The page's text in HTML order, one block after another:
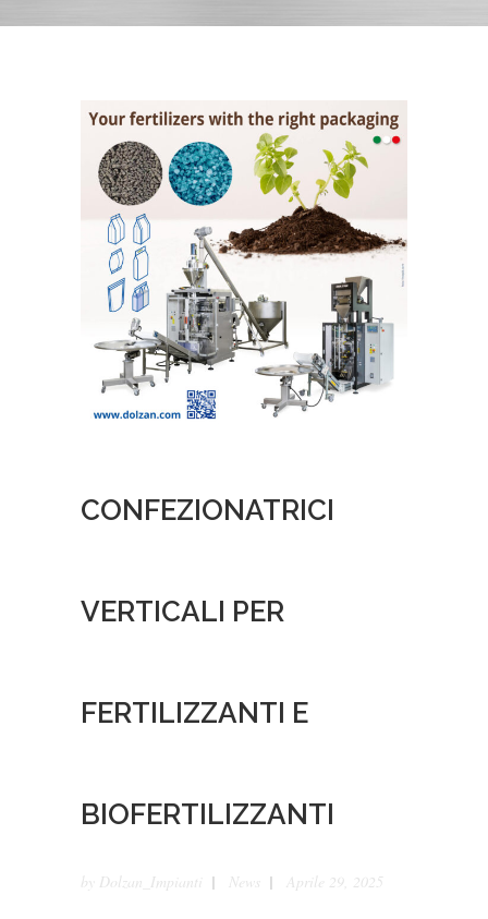
CONFEZIONATRICI
VERTICALI PER
FERTILIZZANTI E
BIOFERTILIZZANTI
by Dolzan_Impianti News Aprile 29, 2025